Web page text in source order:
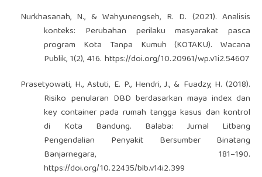
Nurkhasanah, N., & Wahyunengseh, R. D. (2021). Analisis
konteks: Perubahan perilaku masyarakat pasca
program Kota Tanpa Kumuh (KOTAKU). Wacana
Publik, 1(2), 416.https://doi.org/10.20961/wp.v1i2.54607
Prasetyowati, H., Astuti, E. P., Hendri, J., & Fuadzy, H. (2018).
Risiko penularan DBD berdasarkan maya index dan
key container pada rumah tangga kasus dan kontrol
di Kota Bandung. Balaba: Jurnal Litbang
Pengendalian Penyakit Bersumber Binatang
Banjarnegara, 181–190.
https://doi.org/10.22435/blb.v14i2.399